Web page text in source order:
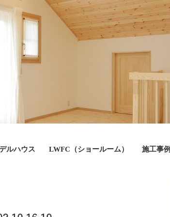
ルハウス LWFC（ショールーム） 施工事例